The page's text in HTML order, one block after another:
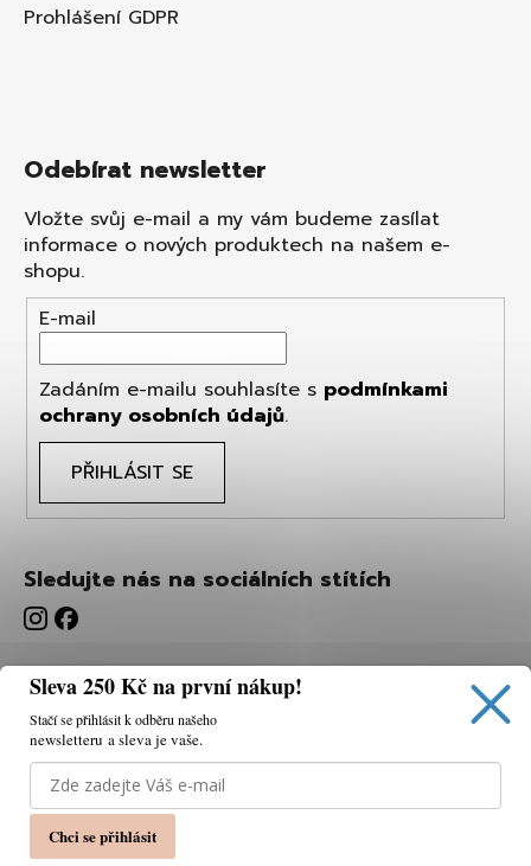
Používáme cookies, abychom vám umožnili pohodlné
prohlížení webu a díky analýze webu neustále zlepšovat
jeho funkce, výkon a použitelnost.
Prohlášení GDPR
Odebírat newsletter
Vložte svůj e-mail a my vám budeme zasílat
informace o nových produktech na našem e-
shopu.
E-mail
Zadáním e-mailu souhlasíte s podmínkami
ochrany osobních údajů.
PŘIHLÁSIT SE
Sledujte nás na sociálních stítích
Sleva 250 Kč na první nákup!
Stačí se přihlásit k odběru našeho
newsletteru a sleva je vaše.
Chci se přihlásit